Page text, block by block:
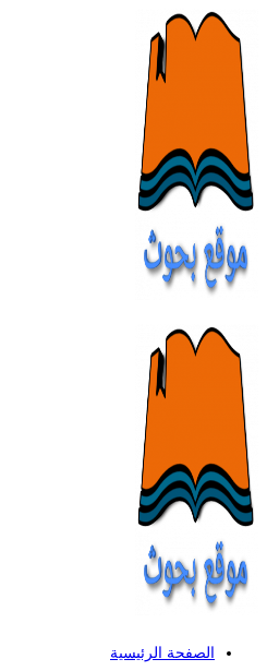
content
الصفحة الرئيسية